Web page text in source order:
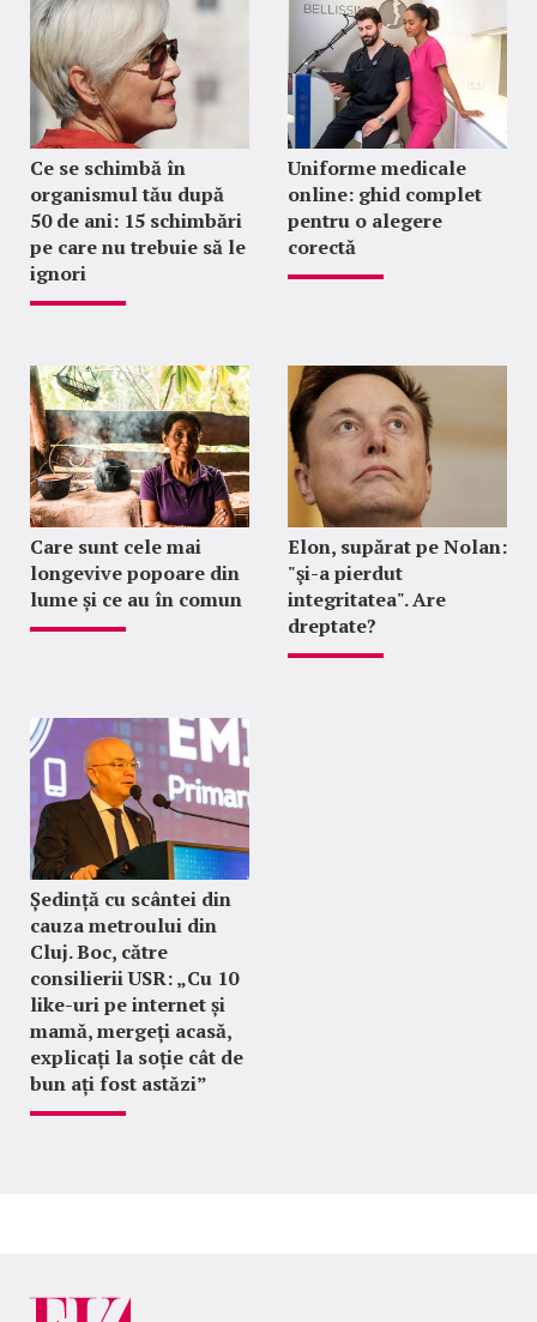
Ce se schimbă în
organismul tău după
50 de ani: 15 schimbări
pe care nu trebuie să le
ignori
Uniforme medicale
online: ghid complet
pentru o alegere
corectă
Care sunt cele mai
longevive popoare din
lume și ce au în comun
Elon, supărat pe Nolan:
"şi-a pierdut
integritatea". Are
dreptate?
Ședință cu scântei din
cauza metroului din
Cluj. Boc, către
consilierii USR: „Cu 10
like-uri pe internet și
mamă, mergeți acasă,
explicați la soție cât de
bun ați fost astăzi”